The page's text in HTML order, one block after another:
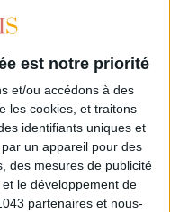
est notre priorité
et/ou accédons à des
les cookies, et traitons
identifiants uniques et
un appareil pour des
des mesures de publicité
le développement de
partenaires et nous-
SPA ET GASTRONOMIE